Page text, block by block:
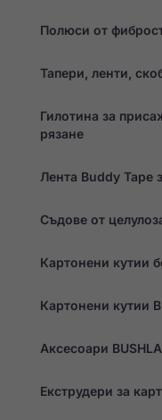
Полюси от
Тапери, ленти,
Гилотина за
рязане
Лента Buddy Tape
Съдове от
Картонени кутии
Картонени кутии
Аксесоари BUSHLA
Екструдери за